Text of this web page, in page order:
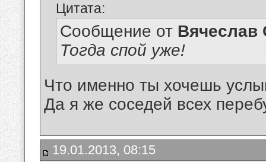
Цитата:
Сообщение от Вячеслав
Тогда спой уже!
Что именно ты хочешь
Да я же соседей всех
19.01.2013, 08:15